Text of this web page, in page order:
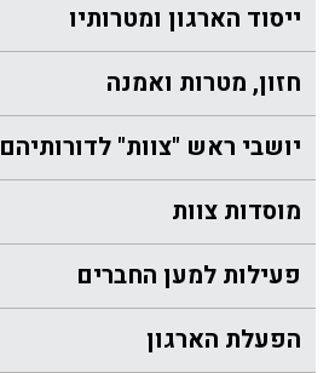
ייסוד הארגון ומטרותיו
חזון, מטרות ואמנה
יושבי ראש "צוות" לדורותיהם
מוסדות צוות
פעילות למען החברים
הפעלת הארגון